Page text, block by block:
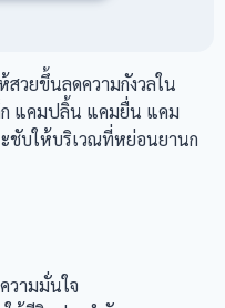
วยขึ้นลดความกังวลใน
แคมปลิ้น แคมยื่น แคม
ชับให้บริเวณที่หย่อนยานก
วามมั่นใจ